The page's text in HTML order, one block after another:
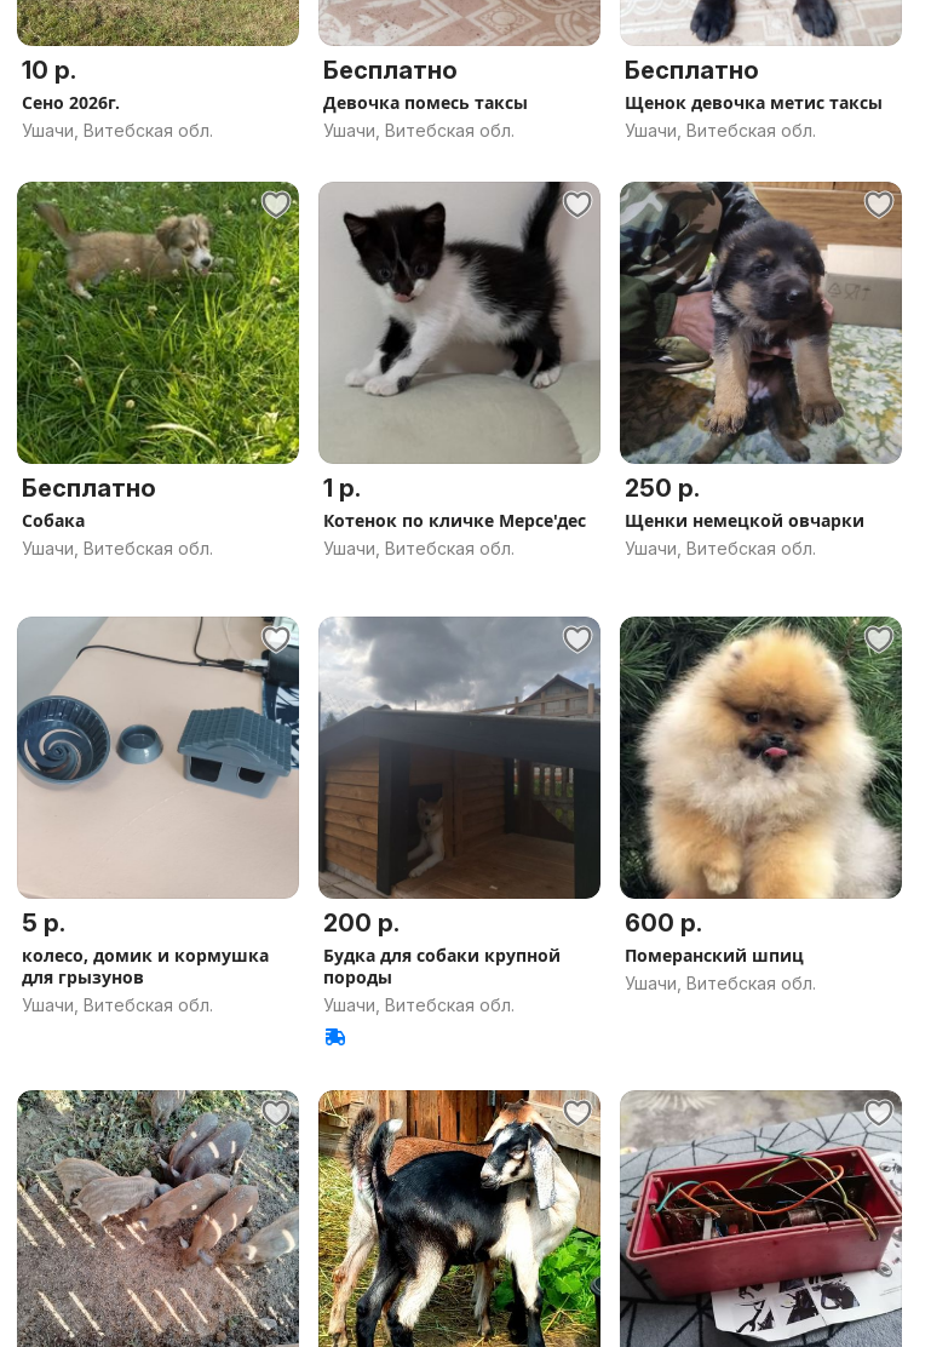
10 р.
Сено 2026г.
Ушачи, Витебская обл.
Бесплатно
Девочка помесь таксы
Ушачи, Витебская обл.
Бесплатно
Щенок девочка метис таксы
Ушачи, Витебская обл.
Бесплатно
Собака
Ушачи, Витебская обл.
1 р.
Котенок по кличке Мерсе'дес
Ушачи, Витебская обл.
250 р.
Щенки немецкой овчарки
Ушачи, Витебская обл.
5 р.
колесо, домик и кормушка
для грызунов
Ушачи, Витебская обл.
200 р.
Будка для собаки крупной
породы
Ушачи, Витебская обл.
600 р.
Померанский шпиц
Ушачи, Витебская обл.